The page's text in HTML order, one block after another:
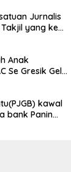
Jurnalis
Takjil yang ke
Anak
Se Gresik Gelar
kawal
bank Panin